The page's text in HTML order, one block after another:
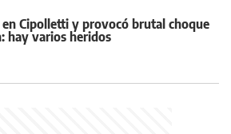
en Cipolletti y provocó brutal choque
hay varios heridos